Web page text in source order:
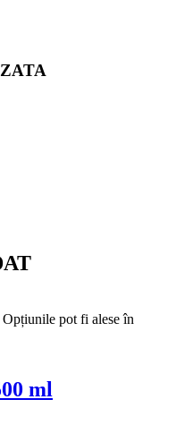
pot fi alese în
ml